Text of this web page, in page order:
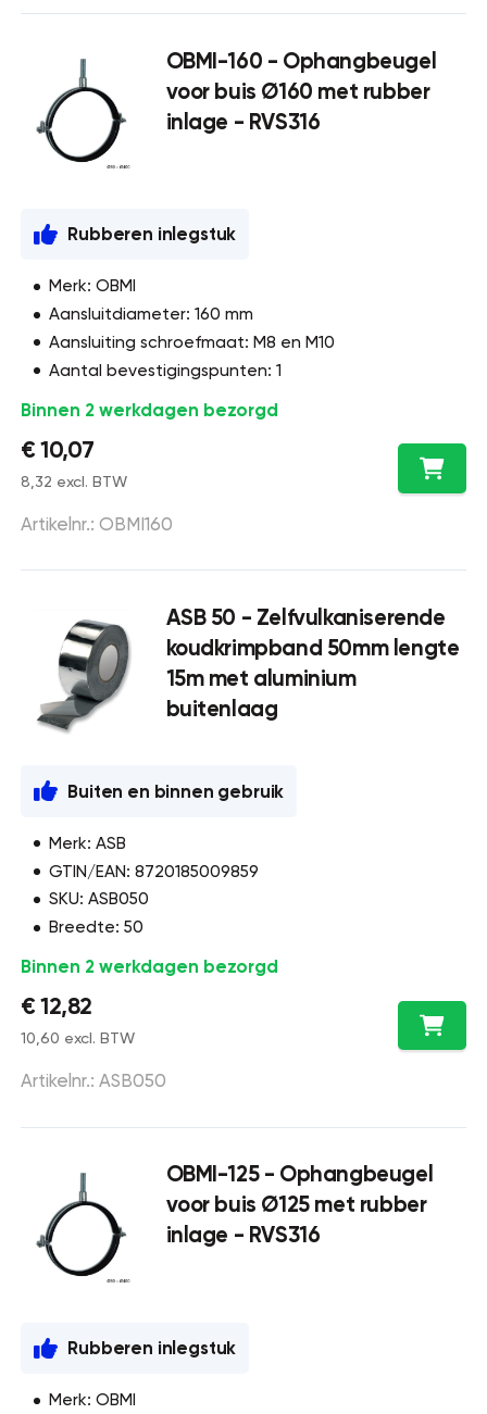
OBMI-160 - Ophangbeugel
voor buis Ø160 met rubber
inlage - RVS316
Rubberen inlegstuk
Merk: OBMI
Aansluitdiameter: 160 mm
Aansluiting schroefmaat: M8 en M10
Aantal bevestigingspunten: 1
Binnen 2 werkdagen bezorgd
€ 10,07
8,32 excl. BTW
Artikelnr.: OBMI160
ASB 50 - Zelfvulkaniserende
koudkrimpband 50mm lengte
15m met aluminium
buitenlaag
Buiten en binnen gebruik
Merk: ASB
GTIN/EAN: 8720185009859
SKU: ASB050
Breedte: 50
Binnen 2 werkdagen bezorgd
€ 12,82
10,60 excl. BTW
Artikelnr.: ASB050
OBMI-125 - Ophangbeugel
voor buis Ø125 met rubber
inlage - RVS316
Rubberen inlegstuk
Merk: OBMI